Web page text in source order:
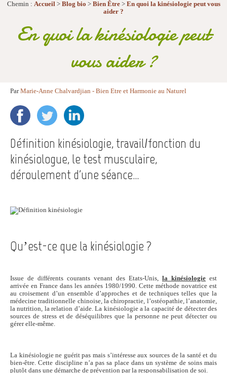
Chemin : Accueil> Blog bio > Bien Être> En quoi la kinésiologie peut vous
aider ?
En quoi la kinésiologie peut
vous aider ?
ParMarie-Anne Chalvardjian - Bien Etre et Harmonie au Naturel
Définition kinésiologie, travail/fonction du
kinésiologue, le test musculaire,
déroulement d'une séance...
Qu’est-ce que la kinésiologie ?
Issue de différents courants venant des Etats-Unis, la kinésiologie est
arrivée en France dans les années 1980/1990. Cette méthode novatrice est
au croisement d’un ensemble d’approches et de techniques telles que la
médecine traditionnelle chinoise, la chiropractie, l’ostéopathie, l’anatomie,
la nutrition, la relation d’aide. La kinésiologie a la capacité de détecter des
sources de stress et de déséquilibres que la personne ne peut détecter ou
gérer elle-même.
La kinésiologie ne guérit pas mais s’intéresse aux sources de la santé et du
bien-être. Cette discipline n’a pas sa place dans un système de soins mais
plutôt dans une démarche de prévention par la responsabilisation de soi.